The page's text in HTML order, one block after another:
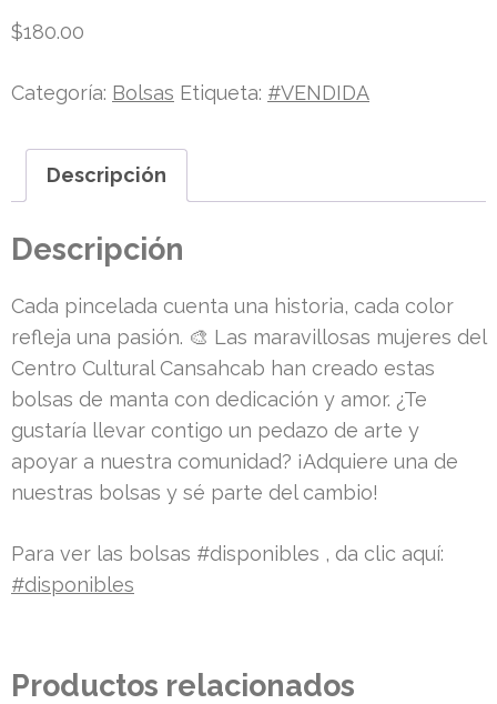
$180.00
Categoría: Bolsas Etiqueta: #VENDIDA
Descripción
Descripción
Cada pincelada cuenta una historia, cada color
refleja una pasión. 🎨 Las maravillosas mujeres del
Centro Cultural Cansahcab han creado estas
bolsas de manta con dedicación y amor. ¿Te
gustaría llevar contigo un pedazo de arte y
apoyar a nuestra comunidad? ¡Adquiere una de
nuestras bolsas y sé parte del cambio!
Para ver las bolsas #disponibles , da clic aquí:
#disponibles
Productos relacionados